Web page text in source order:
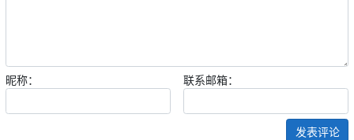
昵称： 联系邮箱：
发表评论